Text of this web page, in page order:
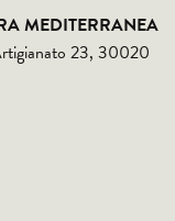
MEDITERRANEA
23, 30020